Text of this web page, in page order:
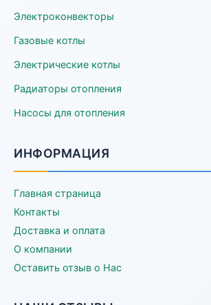
Электроконвекторы
Газовые котлы
Электрические котлы
Радиаторы отопления
Насосы для отопления
ИНФОРМАЦИЯ
Главная страница
Контакты
Доставка и оплата
О компании
Оставить отзыв о Нас